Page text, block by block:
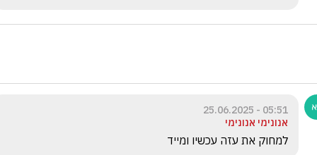
05:51 - 25.06.2025
אנונימי אנונימי
למחוק את עזה עכשיו ומייד